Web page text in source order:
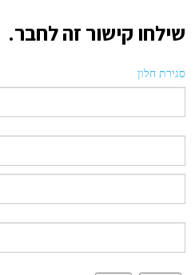
שילחו קישור זה לחבר.
סגירת חלון